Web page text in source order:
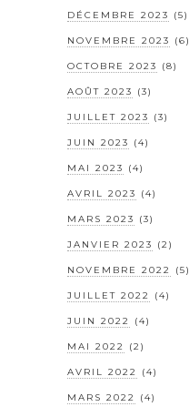
DÉCEMBRE 2023 (5)
NOVEMBRE 2023 (6)
OCTOBRE 2023 (8)
AOÛT 2023 (3)
JUILLET 2023 (3)
JUIN 2023 (4)
MAI 2023 (4)
AVRIL 2023 (4)
MARS 2023 (3)
JANVIER 2023 (2)
NOVEMBRE 2022 (5)
JUILLET 2022 (4)
JUIN 2022 (4)
MAI 2022 (2)
AVRIL 2022 (4)
MARS 2022 (4)